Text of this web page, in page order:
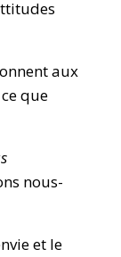
aux
que
nous-
et le